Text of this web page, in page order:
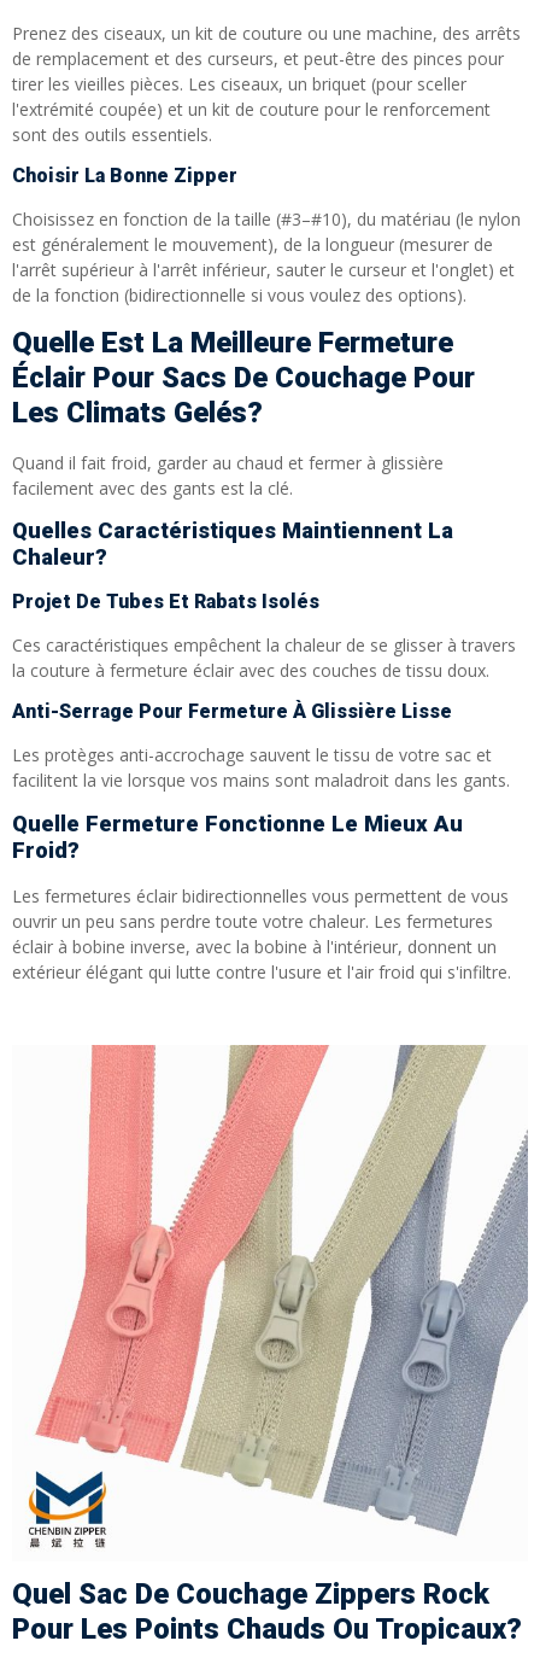
Prenez des ciseaux, un kit de couture ou une machine, des arrêts
de remplacement et des curseurs, et peut-être des pinces pour
tirer les vieilles pièces. Les ciseaux, un briquet (pour sceller
l'extrémité coupée) et un kit de couture pour le renforcement
sont des outils essentiels.
Choisir La Bonne Zipper
Choisissez en fonction de la taille (#3–#10), du matériau (le nylon
est généralement le mouvement), de la longueur (mesurer de
l'arrêt supérieur à l'arrêt inférieur, sauter le curseur et l'onglet) et
de la fonction (bidirectionnelle si vous voulez des options).
Quelle Est La Meilleure Fermeture
Éclair Pour Sacs De Couchage Pour
Les Climats Gelés?
Quand il fait froid, garder au chaud et fermer à glissière
facilement avec des gants est la clé.
Quelles Caractéristiques Maintiennent La
Chaleur?
Projet De Tubes Et Rabats Isolés
Ces caractéristiques empêchent la chaleur de se glisser à travers
la couture à fermeture éclair avec des couches de tissu doux.
Anti-Serrage Pour Fermeture À Glissière Lisse
Les protèges anti-accrochage sauvent le tissu de votre sac et
facilitent la vie lorsque vos mains sont maladroit dans les gants.
Quelle Fermeture Fonctionne Le Mieux Au
Froid?
Les fermetures éclair bidirectionnelles vous permettent de vous
ouvrir un peu sans perdre toute votre chaleur. Les fermetures
éclair à bobine inverse, avec la bobine à l'intérieur, donnent un
extérieur élégant qui lutte contre l'usure et l'air froid qui s'infiltre.
Quel Sac De Couchage Zippers Rock
Pour Les Points Chauds Ou Tropicaux?